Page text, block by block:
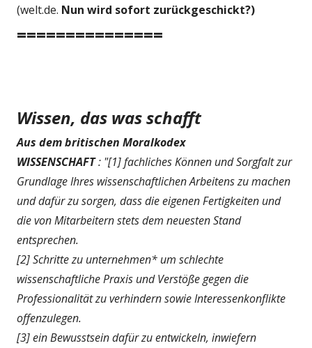
(welt.de. Nun wird sofort zurückgeschickt?)
===============
Wissen, das was schafft
Aus dem britischen Moralkodex
WISSENSCHAFT: "[1] fachliches Können und Sorgfalt zur
Grundlage Ihres wissenschaftlichen Arbeitens zu machen
und dafür zu sorgen, dass die eigenen Fertigkeiten und
die von Mitarbeitern stets dem neuesten Stand
entsprechen.
[2] Schritte zu unternehmen* um schlechte
wissenschaftliche Praxis und Verstöße gegen die
Professionalität zu verhindern sowie Interessenkonflikte
offenzulegen.
[3] ein Bewusstsein dafür zu entwickeln, inwiefern